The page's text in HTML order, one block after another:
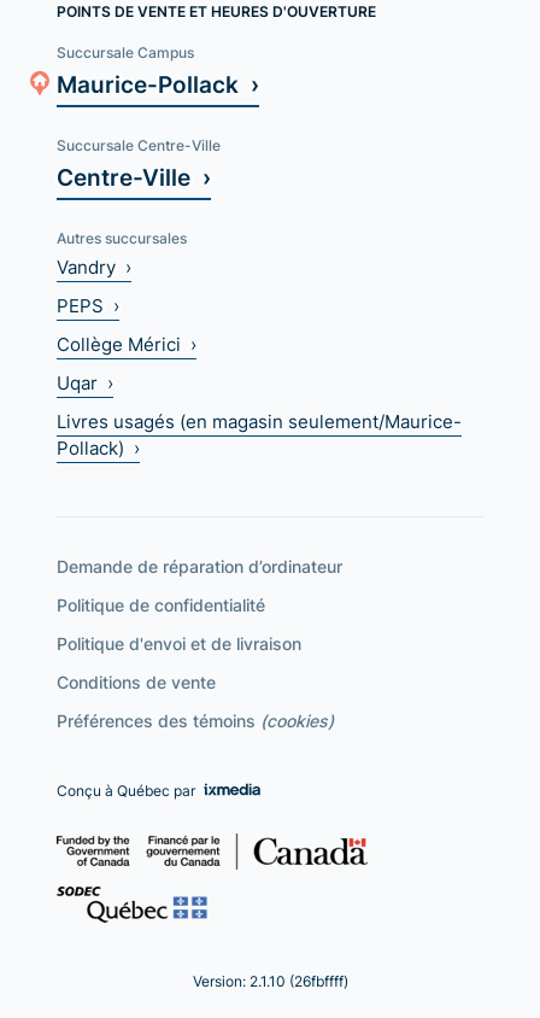
POINTS DE VENTE ET HEURES D'OUVERTURE
Succursale Campus
Maurice-Pollack ›
Succursale Centre-Ville
Centre-Ville ›
Autres succursales
Vandry ›
PEPS ›
Collège Mérici ›
Uqar ›
Livres usagés (en magasin seulement/Maurice-
Pollack) ›
Demande de réparation d’ordinateur
Politique de confidentialité
Politique d'envoi et de livraison
Conditions de vente
Préférences des témoins (cookies)
Conçu à Québec par
Version: 2.1.10 (26fbffff)